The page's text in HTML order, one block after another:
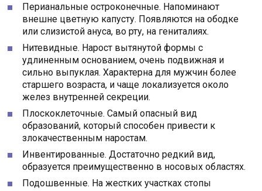
Перианальные остроконечные. Напоминают
внешне цветную капусту. Появляются на ободке
или слизистой ануса, во рту, на гениталиях.
Нитевидные. Нарост вытянутой формы с
удлиненным основанием, очень подвижная и
сильно выпуклая. Характерна для мужчин более
старшего возраста, и чаще локализуется около
желез внутренней секреции.
Плоскоклеточные. Самый опасный вид
образований, который способен привести к
злокачественным наростам.
Инвентированные. Достаточно редкий вид,
образуется преимущественно в носовых областях.
Подошвенные. На жестких участках стопы